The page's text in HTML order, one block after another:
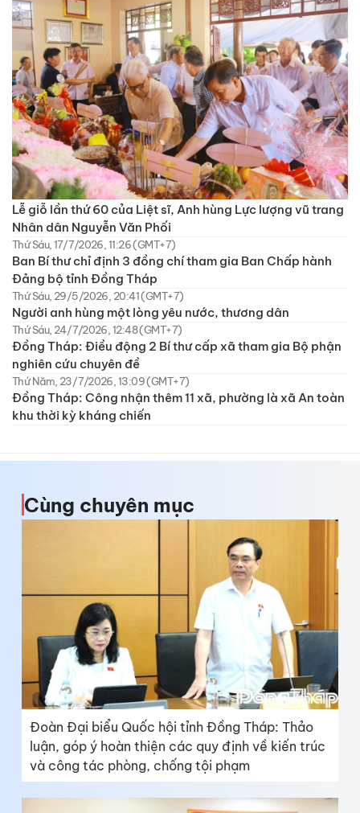
Lễ giỗ lần thứ 60 của Liệt sĩ, Anh hùng Lực lượng vũ trang
Nhân dân Nguyễn Văn Phối
Thứ Sáu, 17/7/2026, 11:26 (GMT+7)
Ban Bí thư chỉ định 3 đồng chí tham gia Ban Chấp hành
Đảng bộ tỉnh Đồng Tháp
Thứ Sáu, 29/5/2026, 20:41 (GMT+7)
Người anh hùng một lòng yêu nước, thương dân
Thứ Sáu, 24/7/2026, 12:48 (GMT+7)
Đồng Tháp: Điều động 2 Bí thư cấp xã tham gia Bộ phận
nghiên cứu chuyên đề
Thứ Năm, 23/7/2026, 13:09 (GMT+7)
Đồng Tháp: Công nhận thêm 11 xã, phường là xã An toàn
khu thời kỳ kháng chiến
Cùng chuyên mục
Đoàn Đại biểu Quốc hội tỉnh Đồng Tháp: Thảo
luận, góp ý hoàn thiện các quy định về kiến trúc
và công tác phòng, chống tội phạm